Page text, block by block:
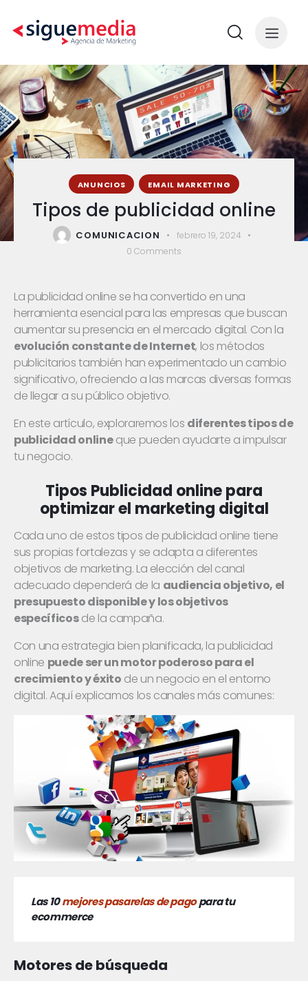
ANUNCIOS EMAIL MARKETING
Tipos de publicidad online
COMUNICACION
febrero 19, 2024
0 Comments
La publicidad online se ha convertido en una
herramienta esencial para las empresas que buscan
aumentar su presencia en el mercado digital. Con la
evolución constante de Internet, los métodos
publicitarios también han experimentado un cambio
significativo, ofreciendo a las marcas diversas formas
de llegar a su público objetivo.
En este artículo, exploraremos los diferentes tipos de
publicidad onlineque pueden ayudarte a impulsar
tu negocio.
Tipos Publicidad online para
optimizar el marketing digital
Cada uno de estos tipos de publicidad online tiene
sus propias fortalezas y se adapta a diferentes
objetivos de marketing. La elección del canal
adecuado dependerá de la audiencia objetivo, el
presupuesto disponible y los objetivos
específicosde la campaña.
Con una estrategia bien planificada, la publicidad
online puede ser un motor poderoso para el
crecimiento y éxito de un negocio en el entorno
digital. Aquí explicamos los canales más comunes:
Las 10mejores pasarelas de pagopara tu
ecommerce
Motores de búsqueda